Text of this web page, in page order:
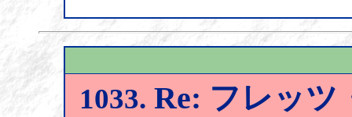
1033. Re: フレッツ